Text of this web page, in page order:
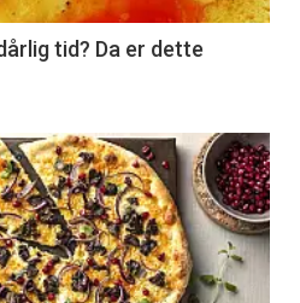
tid? Da er dette